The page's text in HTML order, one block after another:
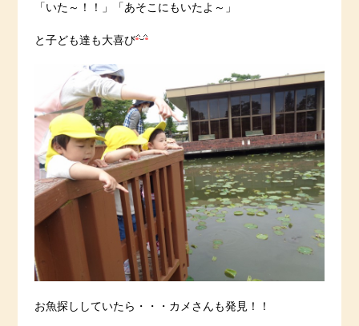
「いた～！！」「あそこにもいたよ～」
と子ども達も大喜び
お魚探ししていたら・・・カメさんも発見！！